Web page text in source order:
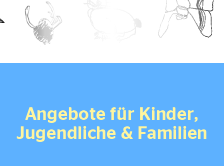
Angebote für Kinder,
Jugendliche & Familien